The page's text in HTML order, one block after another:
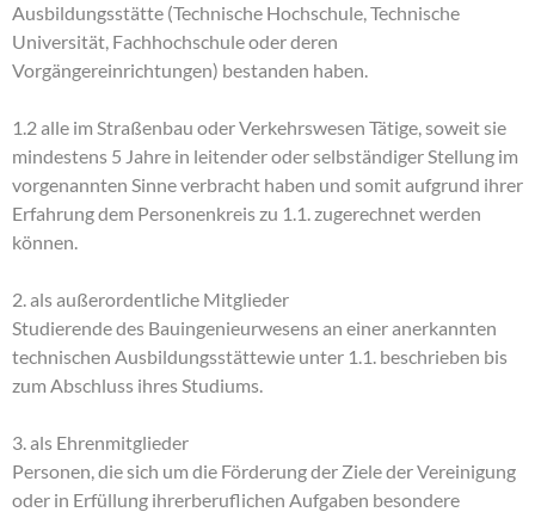
Ausbildungsstätte (Technische Hochschule, Technische
Universität, Fachhochschule oder deren
Vorgängereinrichtungen) bestanden haben.
1.2 alle im Straßenbau oder Verkehrswesen Tätige, soweit sie
mindestens 5 Jahre in leitender oder selbständiger Stellung im
vorgenannten Sinne verbracht haben und somit aufgrund ihrer
Erfahrung dem Personenkreis zu 1.1. zugerechnet werden
können.
2. als außerordentliche Mitglieder
Studierende des Bauingenieurwesens an einer anerkannten
technischen Ausbildungsstättewie unter 1.1. beschrieben bis
zum Abschluss ihres Studiums.
3. als Ehrenmitglieder
Personen, die sich um die Förderung der Ziele der Vereinigung
oder in Erfüllung ihrerberuflichen Aufgaben besondere